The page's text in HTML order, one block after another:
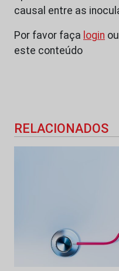
causal entre as
Por favor faça login ou
este conteúdo
RELACIONADOS